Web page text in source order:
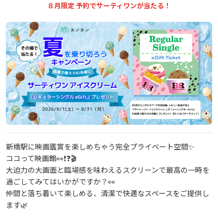
８月限定 予約でサーティワンが当たる！
新橋駅に映画鑑賞を楽しめちゃう完全プライベート空間✨️
ココって映画館👀❗❓🎬
大迫力の大画面と臨場感を味わえるスクリーンで最高の一時を
過ごしてみてはいかがですか？👀
仲間と落ち着いて楽しめる、清潔で快適なスペースをご提供し
ます🌿